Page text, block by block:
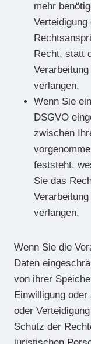
mehr
Recht, statt
verlangen.
Wenn Sie
DSGVO
zwischen
feststeht,
Sie das
verlangen.
Wenn Sie die
Daten
von ihrer
Einwilligung
oder
Schutz der